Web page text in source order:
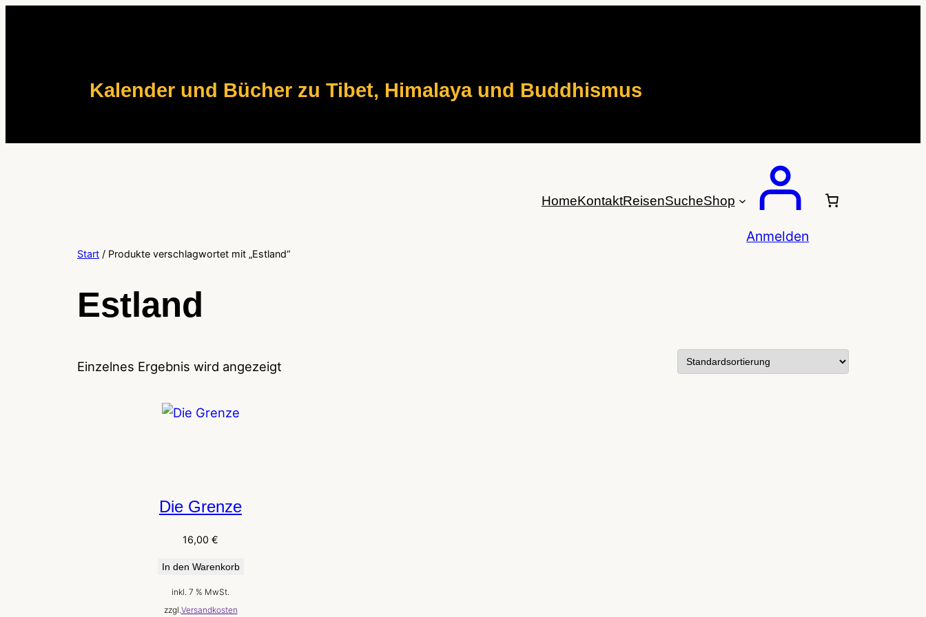
Kalender und Bücher zu Tibet, Himalaya und Buddhismus
HomeKontaktReisenSucheShop
Anmelden
Start / Produkte verschlagwortet mit „Estland“
Estland
Einzelnes Ergebnis wird angezeigt
Die Grenze
16,00 €
In den Warenkorb
inkl. 7 % MwSt.
zzgl. Versandkosten